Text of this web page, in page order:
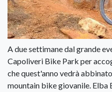
A due settimane dal grande
Capoliveri Bike Park per
che quest'anno vedrà
mountain bike giovanile. Elba